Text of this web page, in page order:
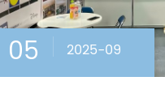
05 2025-09